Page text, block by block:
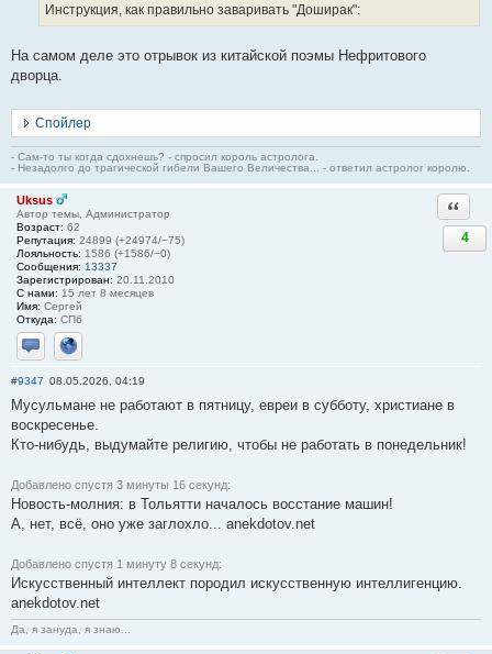
Инструкция, как правильно заваривать "Доширак":
На самом деле это отрывок из китайской поэмы Нефритового
дворца.
Спойлер
- Сам-то ты когда сдохнешь? - спросил король астролога.
- Незадолго до трагической гибели Вашего Величества... - ответил астролог королю.
Uksus
Автор темы, Администратор
Возраст: 62
Репутация: 24899 (+24974/−75)
Лояльность: 1586 (+1586/−0)
Сообщения: 13337
Зарегистрирован: 20.11.2010
С нами: 15 лет 8 месяцев
Имя: Сергей
Откуда: СПб
Отправить личное сообщение
Сайт
4
#9347 08.05.2026, 04:19
Мусульмане не работают в пятницу, евреи в субботу, христиане в
воскресенье.
Кто-нибудь, выдумайте религию, чтобы не работать в понедельник!
Добавлено спустя 3 минуты 16 секунд:
Новость-молния: в Тольятти началось восстание машин!
А, нет, всё, оно уже заглохло... anekdotov.net
Добавлено спустя 1 минуту 8 секунд:
Искусственный интеллект породил искусственную интеллигенцию.
anekdotov.net
Да, я зануда, я знаю...